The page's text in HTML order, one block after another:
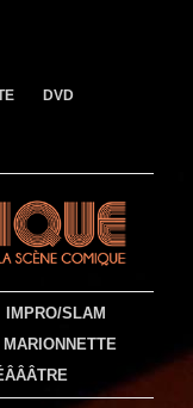
DVD
IMPRO/SLAM
MARIONNETTE